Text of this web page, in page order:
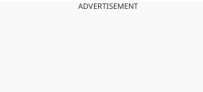
ADVERTISEMENT